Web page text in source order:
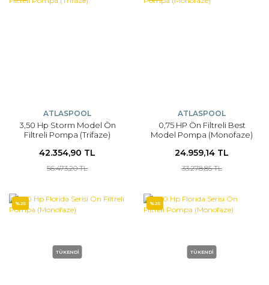
ATLASPOOL
3,50 Hp Storm Model Ön
Filtreli Pompa (Trifaze)
42.354,90 TL
56.473,20 TL
ATLASPOOL
0,75 HP Ön Filtreli Best
Model Pompa (Monofaze)
24.959,14 TL
33.278,85 TL
%25
TÜKENDİ
%25
TÜKENDİ